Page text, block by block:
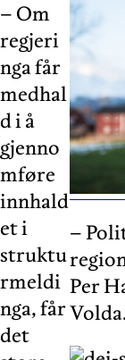
–
Per
– Om
regjeri
nga får
medhal
d i å
gjenno
mføre
innhald
et i
struktu
rmeldi
nga, får
det